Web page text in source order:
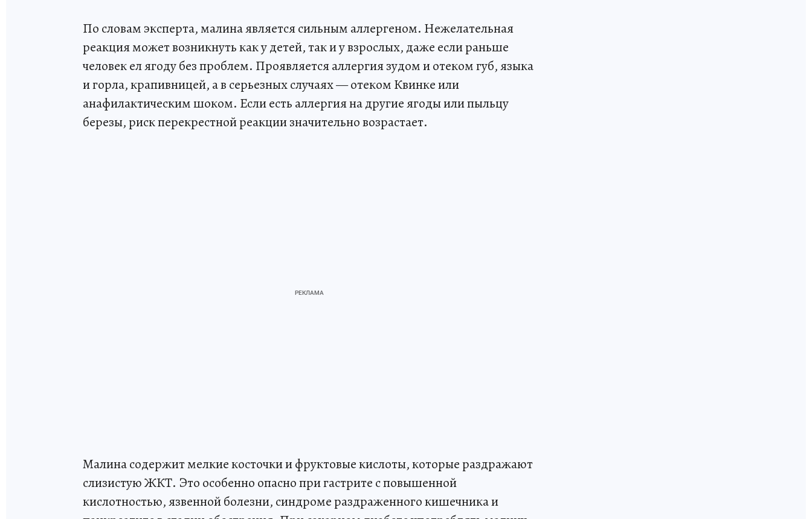
По словам эксперта, малина является сильным аллергеном. Нежелательная
реакция может возникнуть как у детей, так и у взрослых, даже если раньше
человек ел ягоду без проблем. Проявляется аллергия зудом и отеком губ, языка
и горла, крапивницей, а в серьезных случаях — отеком Квинке или
анафилактическим шоком. Если есть аллергия на другие ягоды или пыльцу
березы, риск перекрестной реакции значительно возрастает.
Малина содержит мелкие косточки и фруктовые кислоты, которые раздражают
слизистую ЖКТ. Это особенно опасно при гастрите с повышенной
кислотностью, язвенной болезни, синдроме раздраженного кишечника и